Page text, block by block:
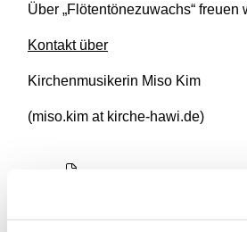
Über „Flötentönezuwachs“ freuen
Kontakt über
Kirchenmusikerin Miso Kim
(miso.kim at kirche-hawi.de)